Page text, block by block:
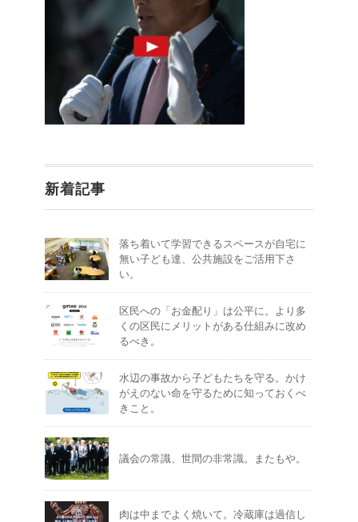
新着記事
落ち着いて学習できるスペースが自宅に
無い子ども達、公共施設をご活用下さ
い。
区民への「お金配り」は公平に。より多
くの区民にメリットがある仕組みに改め
るべき。
水辺の事故から子どもたちを守る。かけ
がえのない命を守るために知っておくべ
きこと。
議会の常識、世間の非常識。またもや。
肉は中までよく焼いて。冷蔵庫は過信し